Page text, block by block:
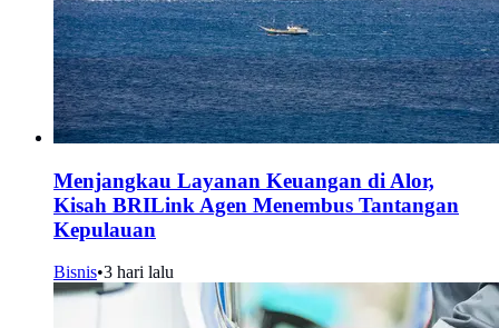
Menjangkau Layanan Keuangan di Alor,
Kisah BRILink Agen Menembus Tantangan
Kepulauan
Bisnis•3 hari lalu